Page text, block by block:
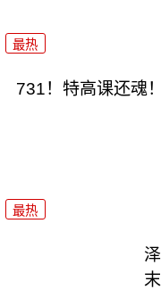
最热
731！特高课还魂
最热